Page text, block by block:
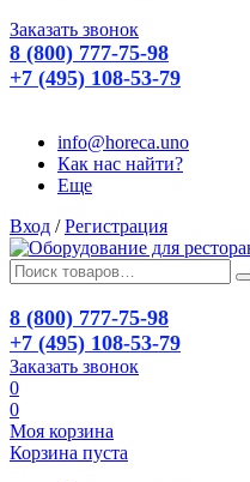
Заказать звонок
8 (800) 777-75-98
+7 (495) 108-53-79
info@horeca.uno
Как нас найти?
Еще
Вход / Регистрация
8 (800) 777-75-98
+7 (495) 108-53-79
Заказать звонок
0
0
Моя корзина
Корзина пуста